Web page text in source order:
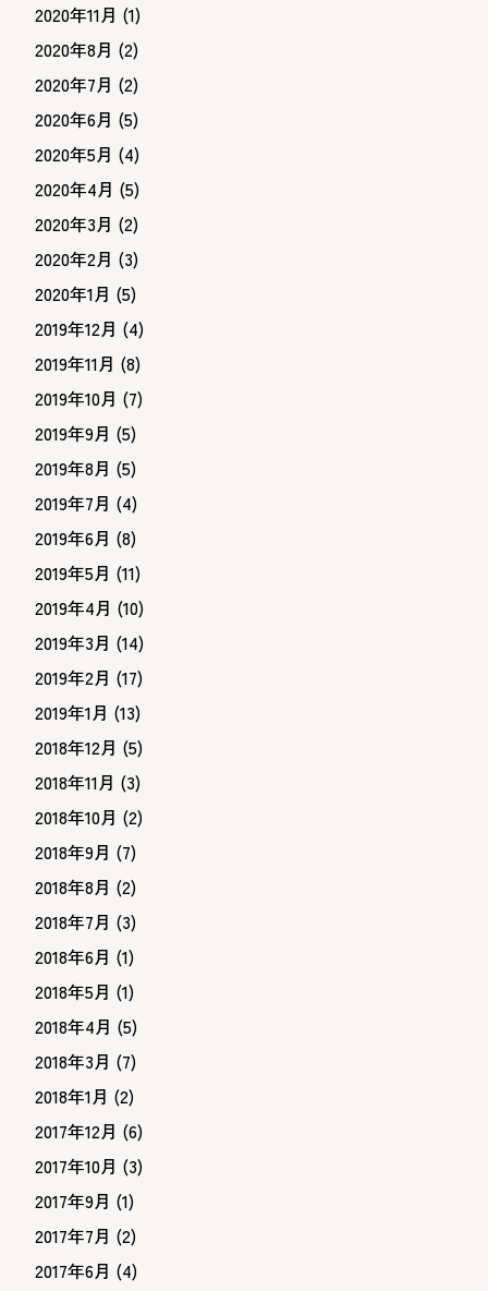
2020年11月 (1)
2020年8月 (2)
2020年7月 (2)
2020年6月 (5)
2020年5月 (4)
2020年4月 (5)
2020年3月 (2)
2020年2月 (3)
2020年1月 (5)
2019年12月 (4)
2019年11月 (8)
2019年10月 (7)
2019年9月 (5)
2019年8月 (5)
2019年7月 (4)
2019年6月 (8)
2019年5月 (11)
2019年4月 (10)
2019年3月 (14)
2019年2月 (17)
2019年1月 (13)
2018年12月 (5)
2018年11月 (3)
2018年10月 (2)
2018年9月 (7)
2018年8月 (2)
2018年7月 (3)
2018年6月 (1)
2018年5月 (1)
2018年4月 (5)
2018年3月 (7)
2018年1月 (2)
2017年12月 (6)
2017年10月 (3)
2017年9月 (1)
2017年7月 (2)
2017年6月 (4)